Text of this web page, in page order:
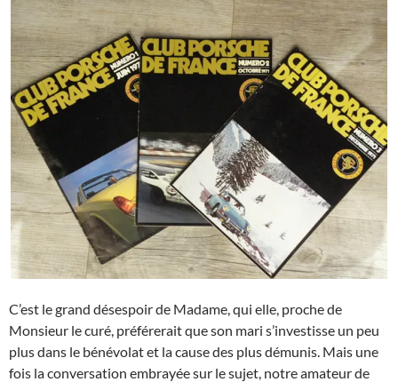
C’est le grand désespoir de Madame, qui elle, proche de
Monsieur le curé, préférerait que son mari s’investisse un peu
plus dans le bénévolat et la cause des plus démunis. Mais une
fois la conversation embrayée sur le sujet, notre amateur de